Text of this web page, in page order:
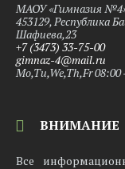
МАОУ «Гимназия №4»
453129, Республика
Шафиева,23
+7 (3473) 33-75-00
gimnaz-4@mail.ru
Mo,Tu,We,Th,Fr 08:00
ВНИМАНИЕ
Все